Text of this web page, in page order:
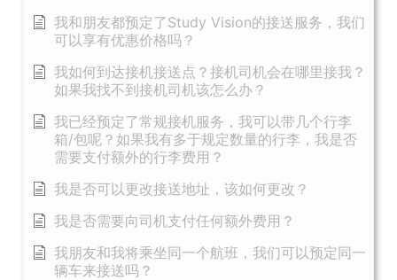
我和朋友都预定了Study Vision的接送服务，我们
可以享有优惠价格吗？
我如何到达接机接送点？接机司机会在哪里接我？
如果我找不到接机司机该怎么办？
我已经预定了常规接机服务，我可以带几个行李
箱/包呢？如果我有多于规定数量的行李，我是否
需要支付额外的行李费用？
我是否可以更改接送地址，该如何更改？
我是否需要向司机支付任何额外费用？
我朋友和我将乘坐同一个航班，我们可以预定同一
辆车来接送吗？